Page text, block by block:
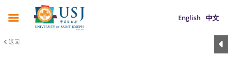
English 中文
返回